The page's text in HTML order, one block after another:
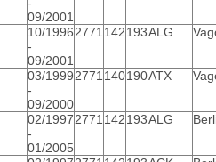
-
09/2001
10/1996
-
09/2001
2771142193ALG
03/1999
-
09/2000
2771140190ATX
02/1997
-
01/2005
2771142193ALG